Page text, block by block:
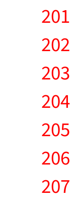
201
202
203
204
205
206
207